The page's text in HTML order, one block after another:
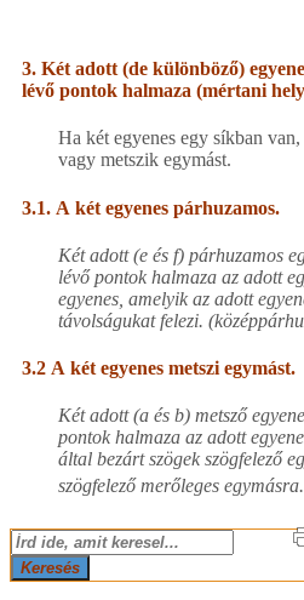
3. Két adott (de különböző)
lévő pontok halmaza (mértani
Ha két egyenes egy síkban
vagy metszik egymást.
3.1. A két egyenes párhuzamos.
Két adott (e és f) párhuzamos
lévő pontok halmaza az adott
egyenes, amelyik az adott
távolságukat felezi.
3.2 A két egyenes metszi egymást.
Két adott (a és b) metsző
pontok halmaza az adott
által bezárt szögek szögfelező
szögfelező merőleges egymásra.
2018-
04-
04
Keresés